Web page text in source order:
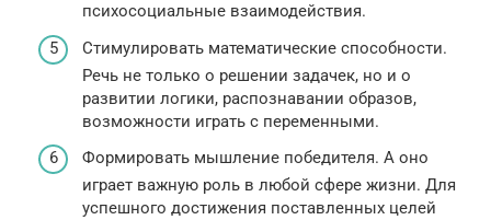
психосоциальные взаимодействия.
Стимулировать математические способности.
Речь не только о решении задачек, но и о
развитии логики, распознавании образов,
возможности играть с переменными.
Формировать мышление победителя. А оно
играет важную роль в любой сфере жизни. Для
успешного достижения поставленных целей